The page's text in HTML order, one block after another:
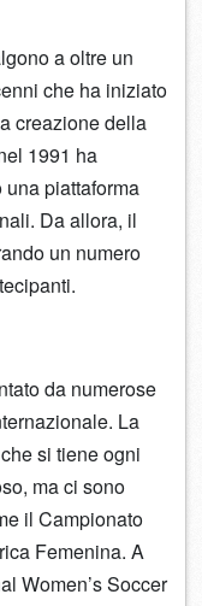
a oltre un
che ha iniziato
creazione della
1991 ha
piattaforma
Da allora, il
un numero
da numerose
La
si tiene ogni
ma ci sono
il Campionato
Femenina. A
Women’s Soccer